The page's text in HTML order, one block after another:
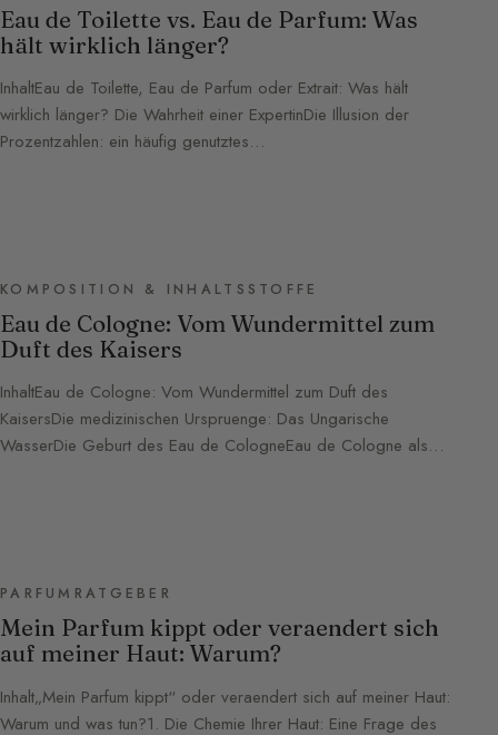
Eau de Toilette vs. Eau de Parfum: Was
hält wirklich länger?
InhaltEau de Toilette, Eau de Parfum oder Extrait: Was hält
wirklich länger? Die Wahrheit einer ExpertinDie Illusion der
Prozentzahlen: ein häufig genutztes…
KOMPOSITION & INHALTSSTOFFE
Eau de Cologne: Vom Wundermittel zum
Duft des Kaisers
InhaltEau de Cologne: Vom Wundermittel zum Duft des
KaisersDie medizinischen Urspruenge: Das Ungarische
WasserDie Geburt des Eau de CologneEau de Cologne als…
PARFUMRATGEBER
Mein Parfum kippt oder veraendert sich
auf meiner Haut: Warum?
Inhalt„Mein Parfum kippt“ oder veraendert sich auf meiner Haut:
Warum und was tun?1. Die Chemie Ihrer Haut: Eine Frage des